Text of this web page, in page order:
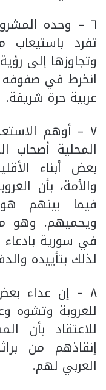
٦ – وحده
تفرد باستيعاب
وتجاوزها إلى
انخرط في صفوفه
عربية حرة شريفة.
٧ – أوهم
المحلية أصحاب
بعض أبناء
والأمة، بأن
فيما بينهم
ويحميهم. وهو
في سورية
لذلك بتأييده
٨ – إن عداء
للعروبة وتشوه
للاعتقاد بأن
إنقاذهم من
العربي لهم.